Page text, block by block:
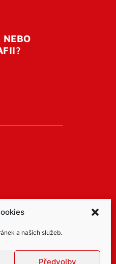
a našich služeb.
Předvolby
NEBO